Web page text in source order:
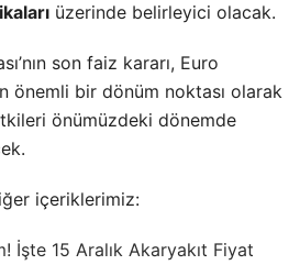
üzerinde belirleyici olacak.
son faiz kararı, Euro
önemli bir dönüm noktası olarak
önümüzdeki dönemde
içeriklerimiz:
İşte 15 Aralık Akaryakıt Fiyat